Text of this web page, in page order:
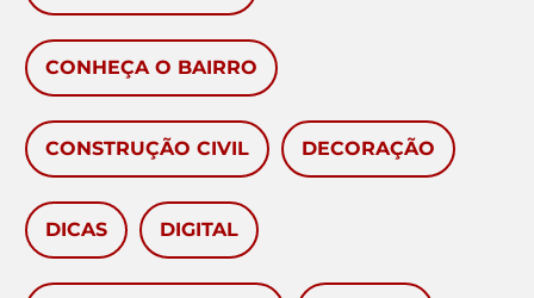
CONHEÇA O BAIRRO
CONSTRUÇÃO CIVIL DECORAÇÃO
DICAS DIGITAL